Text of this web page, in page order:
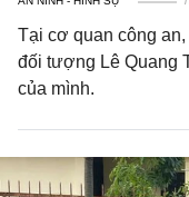
Tại cơ quan công
đối tượng Lê Quang
của mình.